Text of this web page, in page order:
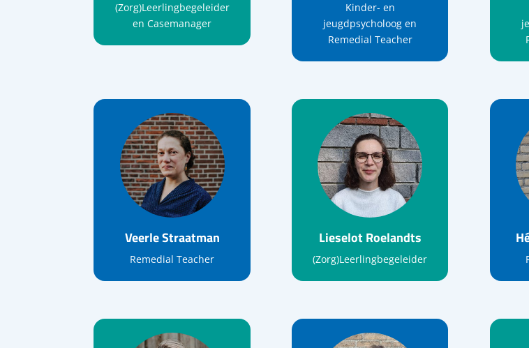
(Zorg)Leerlingbegeleider
en Casemanager
Kinder- en
jeugdpsycholoog en
Remedial Teacher
Veerle Straatman
Remedial Teacher
Lieselot Roelandts
(Zorg)Leerlingbegeleider